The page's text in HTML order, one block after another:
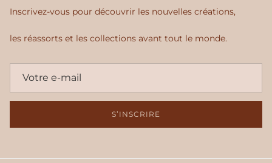
Inscrivez-vous pour découvrir les nouvelles créations,
les réassorts et les collections avant tout le monde.
S’INSCRIRE